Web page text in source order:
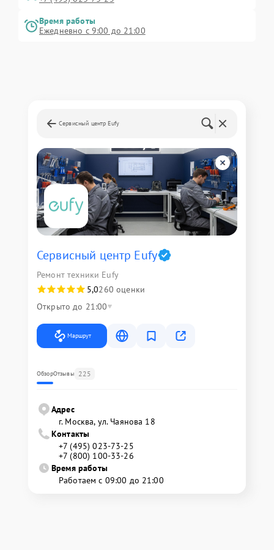
Время работы
Ежедневно с 9:00 до 21:00
Сервисный центр Eufy
Сервисный центр Eufy
Ремонт техники Eufy
5,0260 оценки
Открыто до 21:00
Маршрут
ОбзорОтзывы 225
Адрес
г. Москва, ул. Чаянова 18
Контакты
+7 (495) 023-73-25
+7 (800) 100-33-26
Время работы
Работаем с 09:00 до 21:00